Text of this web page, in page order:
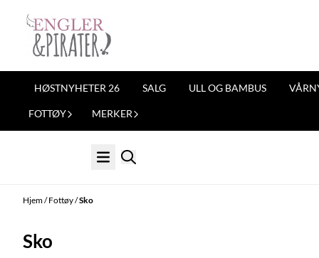
Hopp til innhold
HØSTNYHETER 26 SALG ULL OG BAMBUS
FOTTØY MERKER
Hjem/Fottøy/Sko
Sko